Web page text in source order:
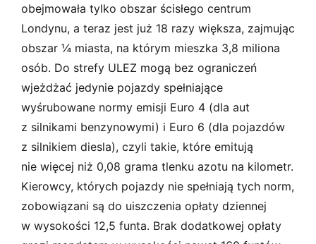
obejmowała tylko obszar ścisłego centrum
Londynu, a teraz jest już 18 razy większa, zajmując
obszar ¼ miasta, na którym mieszka 3,8 miliona
osób. Do strefy ULEZ mogą bez ograniczeń
wjeżdżać jedynie pojazdy spełniające
wyśrubowane normy emisji Euro 4 (dla aut
z silnikami benzynowymi) i Euro 6 (dla pojazdów
z silnikiem diesla), czyli takie, które emitują
nie więcej niż 0,08 grama tlenku azotu na kilometr.
Kierowcy, których pojazdy nie spełniają tych norm,
zobowiązani są do uiszczenia opłaty dziennej
w wysokości 12,5 funta. Brak dodatkowej opłaty